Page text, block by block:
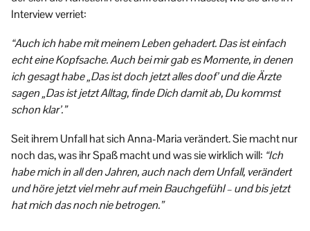
Interview verriet:
“Auch ich habe mit meinem Leben gehadert. Das ist einfach
echt eine Kopfsache. Auch bei mir gab es Momente, in denen
ich gesagt habe „Das ist doch jetzt alles doof’ und die Ärzte
sagen „Das ist jetzt Alltag, finde Dich damit ab, Du kommst
schon klar’.”
Seit ihrem Unfall hat sich Anna-Maria verändert. Sie macht nur
noch das, was ihr Spaß macht und was sie wirklich will: “Ich
habe mich in all den Jahren, auch nach dem Unfall, verändert
und höre jetzt viel mehr auf mein Bauchgefühl – und bis jetzt
hat mich das noch nie betrogen.”